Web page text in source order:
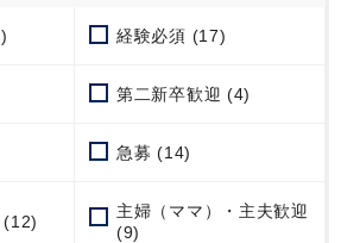
経験必須 (17)
第二新卒歓迎 (4)
急募 (14)
(12)
主婦（ママ）・主夫歓迎
(9)